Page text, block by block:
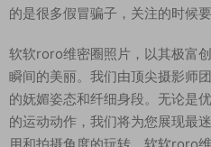
的是很多假冒骗子，关注的时候
软软roro维密圈照片，以其极富
瞬间的美丽。我们由顶尖摄影师
的妩媚姿态和纤细身段。无论是
的运动动作，我们将为您展现最